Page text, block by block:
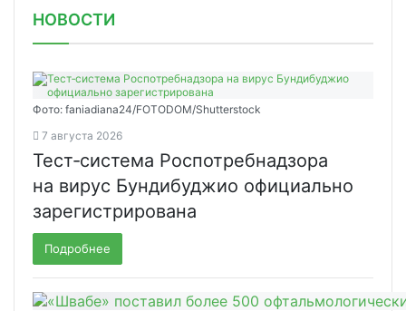
НОВОСТИ
Фото: faniadiana24/FOTODOM/Shutterstock
7 августа 2026
Тест‑система Роспотребнадзора
на вирус Бундибуджио официально
зарегистрирована
Подробнее